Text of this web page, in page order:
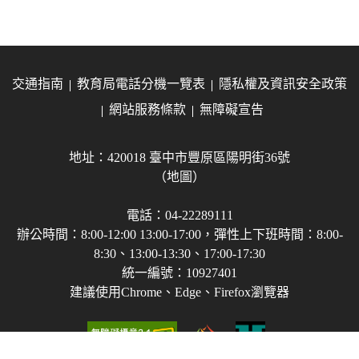
交通指南 教育局電話分機一覽表
隱私權及資訊安全政策
網站服務條款
無障礙宣告
地址：420018 臺中市豐原區陽明街36號
（地圖）
電話：04-22289111
辦公時間：8:00-12:00 13:00-17:00，彈性上下班時間：8:00-
8:30、13:00-13:30、17:00-17:30
統一編號：10927401
建議使用Chrome、Edge、Firefox瀏覽器